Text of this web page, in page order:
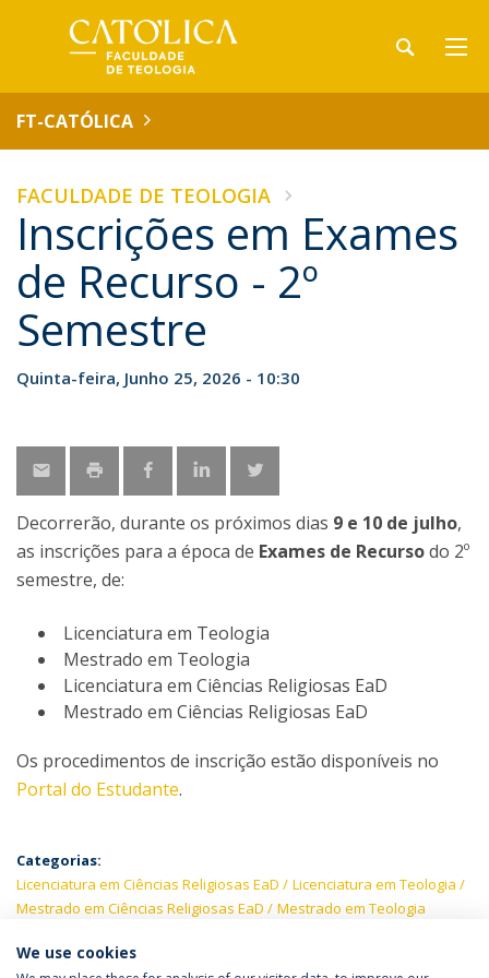
FT-CATÓLICA
FACULDADE DE TEOLOGIA
Inscrições em Exames
de Recurso - 2º
Semestre
Quinta-feira, Junho 25, 2026 - 10:30
Decorrerão, durante os próximos dias 9 e 10 de julho,
as inscrições para a época de Exames de Recursodo 2º
semestre, de:
Licenciatura em Teologia
Mestrado em Teologia
Licenciatura em Ciências Religiosas EaD
Mestrado em Ciências Religiosas EaD
Os procedimentos de inscrição estão disponíveis no
Portal do Estudante.
Categorias:
Licenciatura em Ciências Religiosas EaD
Licenciatura em Teologia
Mestrado em Ciências Religiosas EaD
Mestrado em Teologia
We use cookies